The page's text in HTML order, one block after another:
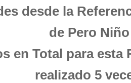
desde la
de Pero Niño
en Total para esta
realizado 5